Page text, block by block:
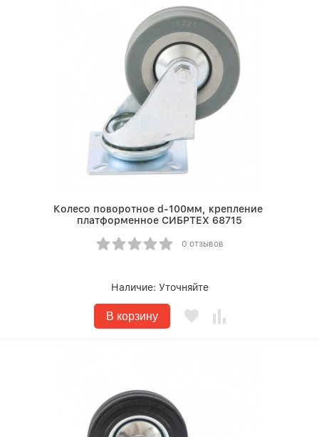
Колесо поворотное d-100мм, крепление
платформенное СИБРТЕХ 68715
0 отзывов
Наличие: Уточняйте
В корзину